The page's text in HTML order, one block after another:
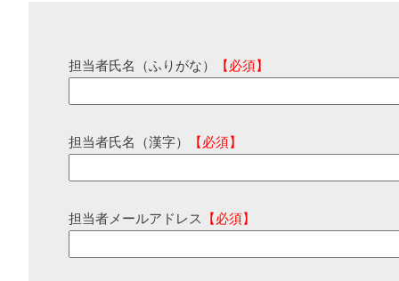
担当者氏名（ふりがな） 【必須】
担当者氏名（漢字） 【必須】
担当者メールアドレス 【必須】